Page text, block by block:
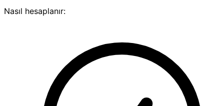
Nasıl hesaplanır: